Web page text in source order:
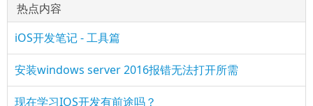
热点内容
iOS开发笔记 - 工具篇
安装windows server 2016报错无法打开所需
现在学习IOS开发有前途吗？